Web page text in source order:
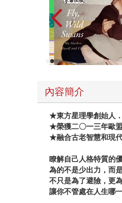
內容簡介
★東方星理學創始
★榮獲二〇一三年歐
★融合古老智慧和現
瞭解自己人格特質的
為的不是少出力，而
不只是為了避險，更
讓你不管處在人生哪